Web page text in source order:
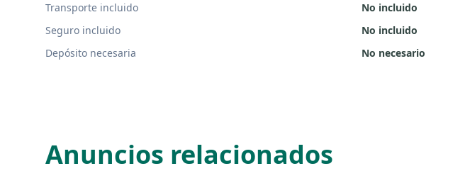
Transporte incluido
No incluido
Seguro incluido
No incluido
Depósito necesaria
No necesario
Anuncios relacionados